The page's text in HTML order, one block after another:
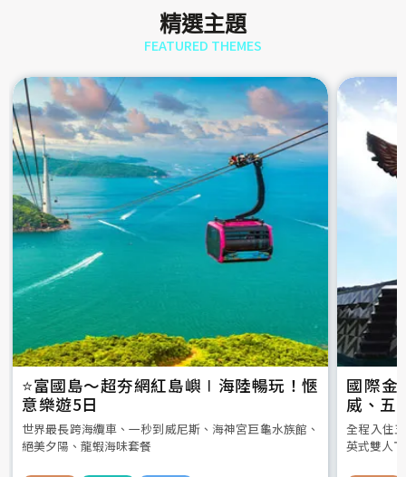
精選主題
FEATURED THEMES
⭐️富國島～超夯網紅島嶼∣海陸暢玩！愜
意樂遊5日
世界最長跨海纜車、一秒到威尼斯、海神宮巨龜水族館、
絕美夕陽、龍蝦海味套餐
國際金
威、五
全程入住
英式雙人